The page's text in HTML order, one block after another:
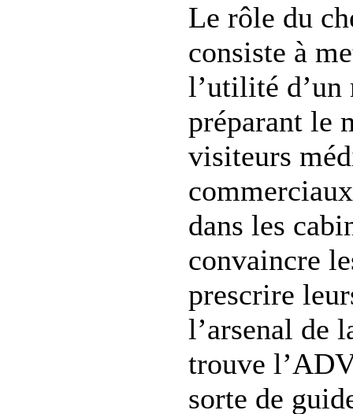
Le rôle du
consiste à
l’utilité d’un
préparant le
visiteurs
dans les
convaincre
prescrire
l’arsenal de
trouve
sorte de